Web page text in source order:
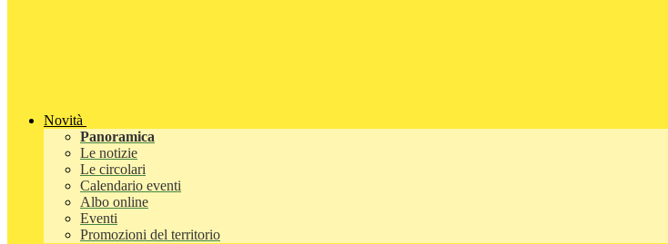
Novità
Panoramica
Le notizie
Le circolari
Calendario eventi
Albo online
Eventi
Promozioni del territorio